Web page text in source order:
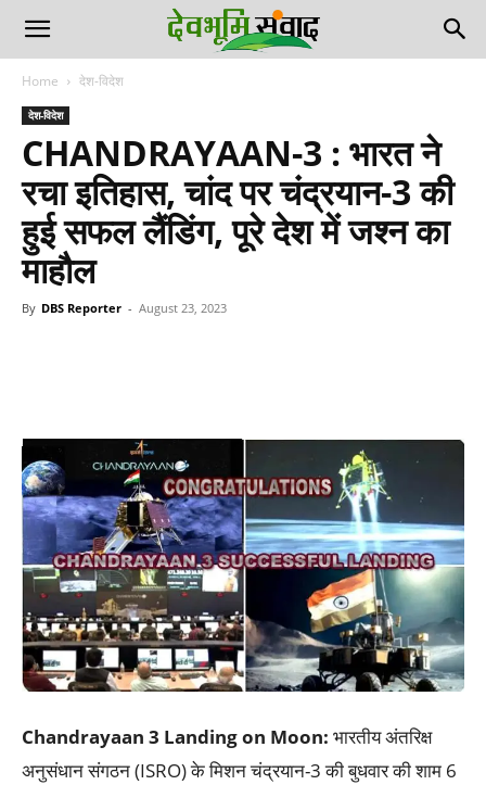
Home देश-विदेश
देश-विदेश
CHANDRAYAAN-3 : भारत ने
रचा इतिहास, चांद पर चंद्रयान-3 की
हुई सफल लैंडिंग, पूरे देश में जश्न का
माहौल
By DBS Reporter - August 23, 2023
Chandrayaan 3 Landing on Moon: भारतीय अंतरिक्ष
अनुसंधान संगठन (ISRO) के मिशन चंद्रयान-3 की बुधवार की शाम 6